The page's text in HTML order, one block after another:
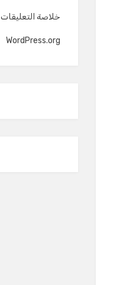
خلاصة التعليقات
WordPress.org